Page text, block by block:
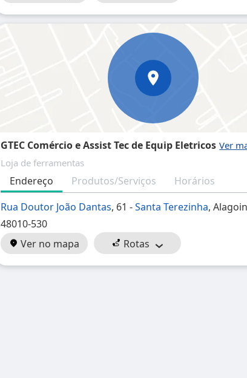
GTEC Comércio e Assist Tec de Equip Eletricos
Loja de ferramentas
Endereço Produtos/Serviços
Horários
Rua Doutor João Dantas, 61 -Santa Terezinha,
48010-530
Ver no mapa
Rotas